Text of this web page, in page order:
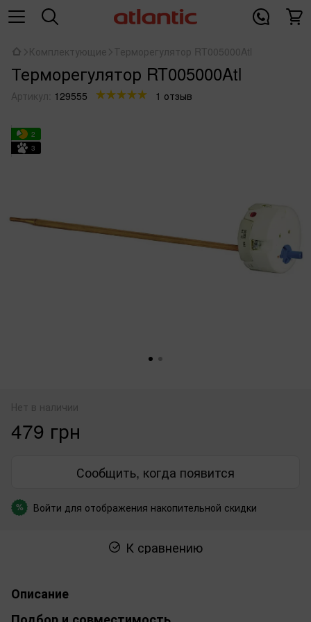
Комплектующие Терморегулятор RT005000Atl
Терморегулятор RT005000Atl
Артикул: 129555 1 отзыв
2
3
Нет в наличии
479 грн
Сообщить, когда появится
% Войти для отображения накопительной скидки
К сравнению
Описание